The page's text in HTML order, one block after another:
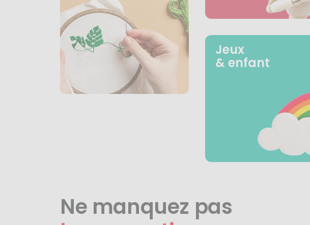
Jeux
& enfant
Ne manquez pas